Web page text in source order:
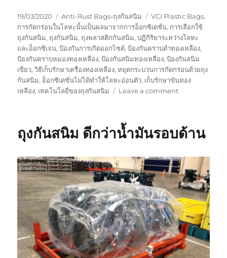
Posted
on
19/03/2020 Categories
Anti-Rust Bags-ถุงกันสนิม Tags
VCI Plastic Bags,
การกัดกร่อนในโลหะนั้นเป็นผลมาจากการอ็อกซิเดชั่น, การเลือกใช้
ถุงกันสนิม, ถุงกันสนิม, ถุงพลาสติกกันสนิม,ปฏิกิริยาระหว่างโลหะ
และอ็อกซิเจน,ป้องกันการเกิดออกไซด์,ป้องกันคราบดำทองเหลือง,
ป้องกันคราบหมองทองเหลือง,ป้องกันสนิมทองเหลือง,ป้องกันสนิม
เขียว,วิธีเก็บรักษาเครื่องทองเหลือง,หยุดกระบวนการกัดกร่อนด้วยถุง
กันสนิม, อ็อกซิเดชั่นไม่ได้ทำให้โลหะอ่อนตัว, เก็บรักษาขันทอง
เหลือง, เทคโนโลยีของถุงกันสนิม Leave a commenton
กัน
บอก
อะไร
?
ถุงกันสนิม ดีกว่าน้ำมันรอบด้าน